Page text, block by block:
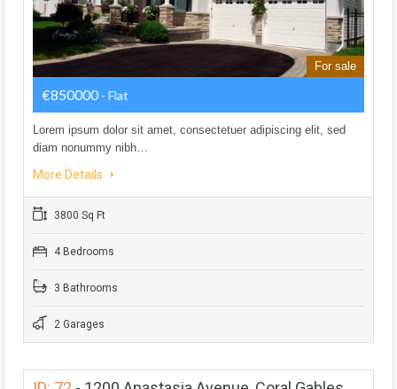
For sale
€850000 - Flat
Lorem ipsum dolor sit amet, consectetuer adipiscing elit, sed
diam nonummy nibh…
More Details
3800 Sq Ft
4 Bedrooms
3 Bathrooms
2 Garages